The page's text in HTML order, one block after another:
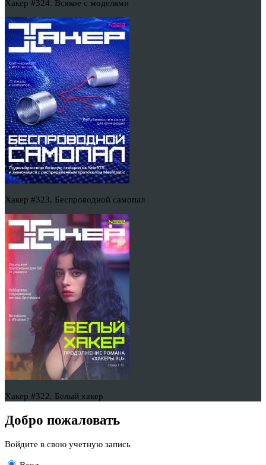
Хакер #324. Всякое с моделями
Хакер #323. Беспроводной самопал
Хакер #322. Белый хакер
Добро пожаловать
Войдите в свою учетную запись